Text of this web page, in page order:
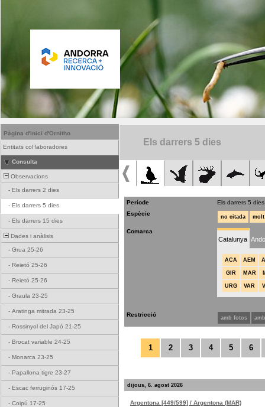
Pàgina d'inici d'Ornitho
Entitats col·laboradores
Consulta
Observacions
- Els darrers 2 dies
- Els darrers 5 dies
- Els darrers 15 dies
Dades i anàlisis
- Grua 25-26
- Reietó 25-26
- Reietó 25-26
- Graula 23-25
- Aratinga mitrada 23-25
- Rossinyol del Japó 21-25
- Brocat variable 24-25
- Monarca 23-25
- Papallona tigre 23-27
- Escac ferruginós 17-25
- Coipú 17-25
Els darrers 5 dies
Període
Els darrers 5 dies
Espècie
no citada
Comarca
Catalunya
ACA AEM
GIR MAR
URG VAR
Restricció amb fotos
1 2 3 4 5 6
dijous, 6. agost 2026
Argentona [449/599] / Argentona (MAR)